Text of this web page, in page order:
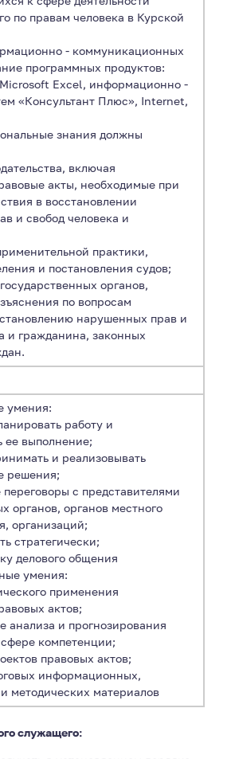
по правам человека в Курской
- коммуникационных
программных продуктов:
Excel, информационно -
«Консультант Плюс», Internet,
знания должны
включая
акты, необходимые при
в восстановлении
и свобод человека и
практики,
и постановления судов;
органов,
по вопросам
нарушенных прав и
и гражданина, законных
умения:
работу и
ее выполнение;
и реализовывать
решения;
с представителями
органов, органов местного
организаций;
стратегически;
делового общения
умения:
применения
актов;
анализа и прогнозирования
сфере компетенции;
правовых актов;
информационных,
методических материалов
служащего: